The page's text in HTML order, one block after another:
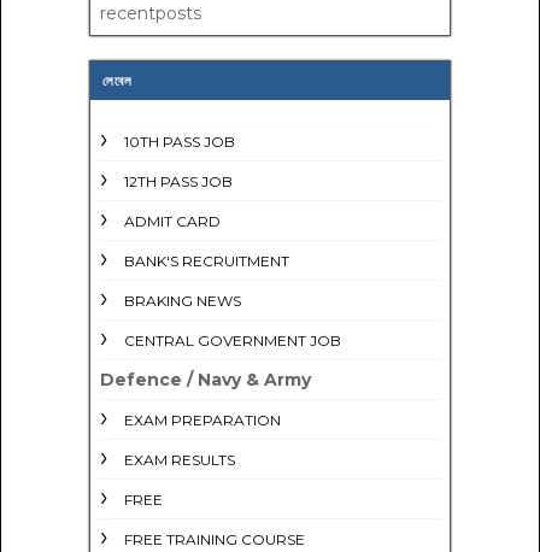
recentposts
লেবেল
10TH PASS JOB
12TH PASS JOB
ADMIT CARD
BANK'S RECRUITMENT
BRAKING NEWS
CENTRAL GOVERNMENT JOB
Defence / Navy & Army
EXAM PREPARATION
EXAM RESULTS
FREE
FREE TRAINING COURSE